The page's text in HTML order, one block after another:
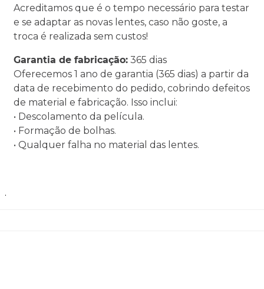
Acreditamos que é o tempo necessário para testar
e se adaptar as novas lentes, caso não goste, a
troca é realizada sem custos!
Garantia de fabricação: 365 dias
Oferecemos 1 ano de garantia (365 dias) a partir da
data de recebimento do pedido, cobrindo defeitos
de material e fabricação. Isso inclui:
• Descolamento da película.
• Formação de bolhas.
• Qualquer falha no material das lentes.
.